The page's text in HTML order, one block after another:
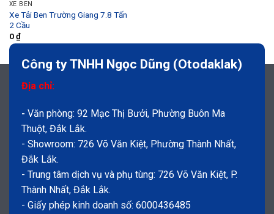
XE BEN
Xe Tải Ben Trường Giang 7.8 Tấn
2 Cầu
0₫
Công ty TNHH Ngọc Dũng (Otodaklak)
Địa chỉ:
- Văn phòng: 92 Mạc Thị Bưởi, Phường Buôn Ma
Thuột, Đắk Lắk.
- Showroom: 726 Võ Văn Kiệt, Phường Thành Nhất,
Đắk Lắk.
- Trung tâm dịch vụ và phụ tùng: 726 Võ Văn Kiệt, P.
Thành Nhất, Đắk Lắk.
- Giấy phép kinh doanh số: 6000436485